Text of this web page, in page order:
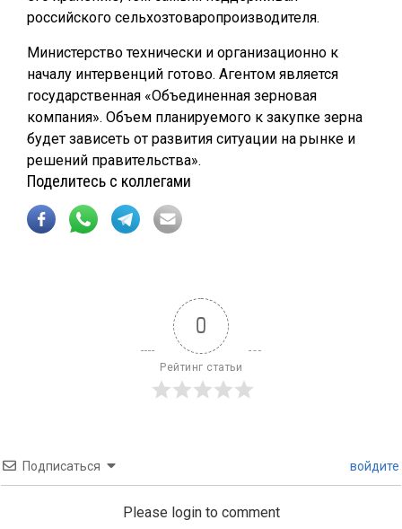
российского сельхозтоваропроизводителя.
Министерство технически и организационно к
началу интервенций готово. Агентом является
государственная «Объединенная зерновая
компания». Объем планируемого к закупке зерна
будет зависеть от развития ситуации на рынке и
решений правительства».
Поделитесь с коллегами
0
Рейтинг статьи
Подписаться войдите
Please login to comment